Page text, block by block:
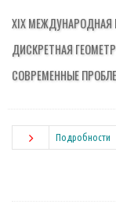
XIX МЕЖДУНАРОДНАЯ
ДИСКРЕТНАЯ
СОВРЕМЕННЫЕ
Подробности